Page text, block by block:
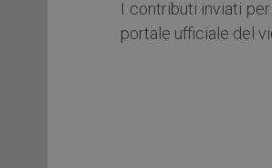
I contributi inviati
portale ufficiale del